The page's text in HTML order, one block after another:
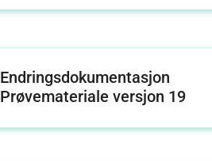
Endringsdokumentasjon
Prøvemateriale versjon 19